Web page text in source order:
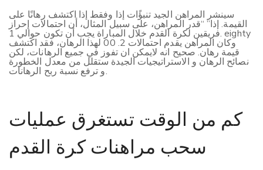
سينشر المراهن الجيد تنبؤًات إذا وفقط إذا اكتشف رهانًا على
القيمة. إذا” “قدر المراهن، على سبيل المثال، أن احتمالات إحراز
فريقين لكرة القدم خلال المباراة يجب أن تكون حوالي 1. eighty
وكان المراهن يقدم احتمالات 2. 00 لهذا الرهان، فقد اكتشف
قيمة رهان. صحيح انه لايمكن ان تفوز في جميع الرهانات، لكن
نصائح الرهان و الاستراتيجيات الجيدة ستقلل من معدل الخطورة
و ترفع نسبة ربح الرهانات.
كم من الوقت تستغرق عمليات
سحب مراهنات كرة القدم